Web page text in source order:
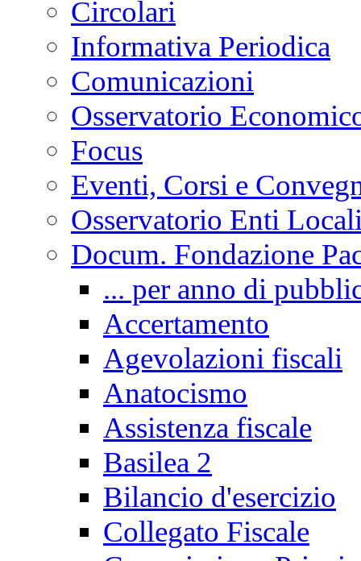
Circolari
Informativa Periodica
Comunicazioni
Osservatorio
Focus
Eventi, Corsi e
Osservatorio Enti
Docum. Fondazione
... per anno di
Accertamento
Agevolazioni fiscali
Anatocismo
Assistenza fiscale
Basilea 2
Bilancio d'esercizio
Collegato Fiscale